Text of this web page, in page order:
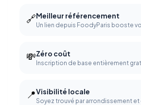
🔗Meilleur référencement
Un lien depuis FoodyParis booste
💸Zéro coût
Inscription de base entièrement
📍Visibilité locale
Soyez trouvé par arrondissement